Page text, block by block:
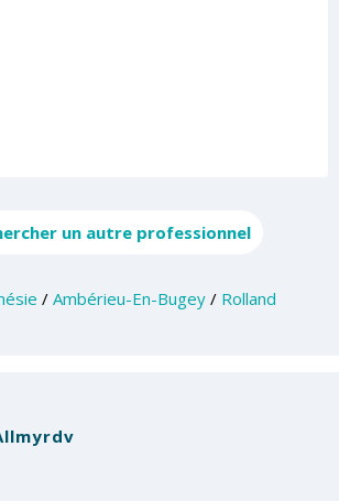
un autre professionnel
/ Ambérieu-En-Bugey / Rolland